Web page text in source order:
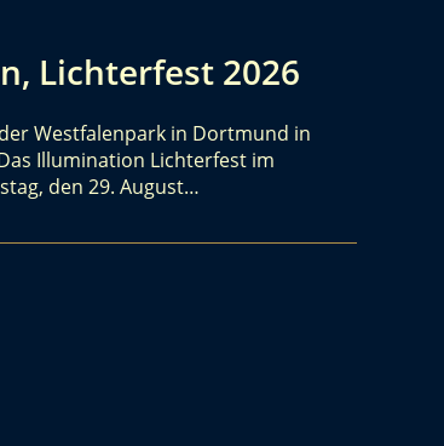
Lichterfest 2026
Westfalenpark in Dortmund in
Illumination Lichterfest im
den 29. August…